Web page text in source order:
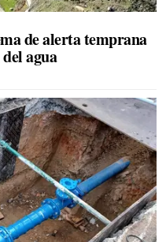
de alerta temprana
agua